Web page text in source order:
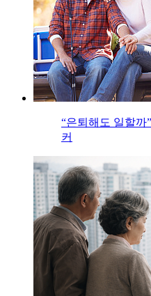
“은퇴해도 일할까
커